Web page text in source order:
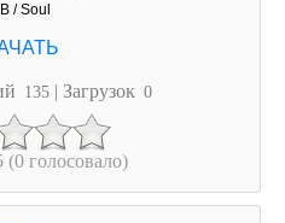
/ Soul
135 | Загрузок 0
(0 голосовало)